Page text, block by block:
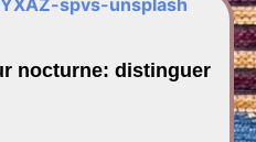
nocturne: distinguer